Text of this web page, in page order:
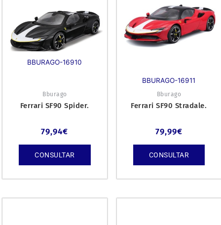
BBURAGO-16910
Bburago
Ferrari SF90 Spider.
79,94€
CONSULTAR
BBURAGO-16911
Bburago
Ferrari SF90 Stradale.
79,99€
CONSULTAR